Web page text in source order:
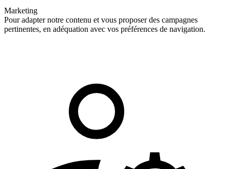
Marketing
Pour adapter notre contenu et vous proposer des campagnes
pertinentes, en adéquation avec vos préférences de navigation.